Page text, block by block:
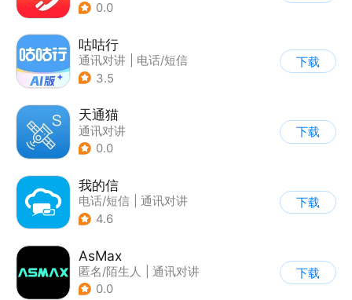
0.0
咕咕行
通讯对讲
电话/短信
3.5
下载
天通猫
通讯对讲
0.0
下载
我的信
电话/短信
通讯对讲
4.6
下载
AsMax
匿名/陌生人
通讯对讲
0.0
下载